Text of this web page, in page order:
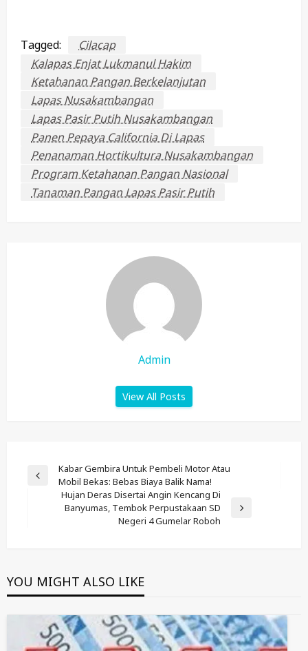
Tagged:
Cilacap
Kalapas Enjat Lukmanul Hakim
Ketahanan Pangan Berkelanjutan
Lapas Nusakambangan
Lapas Pasir Putih Nusakambangan
Panen Pepaya California Di Lapas
Penanaman Hortikultura Nusakambangan
Program Ketahanan Pangan Nasional
Tanaman Pangan Lapas Pasir Putih
Admin
View All Posts
Post
Navigation
Previous
Kabar Gembira Untuk Pembeli Motor Atau
Mobil Bekas: Bebas Biaya Balik Nama!
Hujan Deras Disertai Angin Kencang Di
Banyumas, Tembok Perpustakaan SD
Negeri 4 Gumelar Roboh
YOU MIGHT ALSO LIKE